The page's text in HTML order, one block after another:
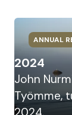
ANNUAL
2024
John
Työmme,